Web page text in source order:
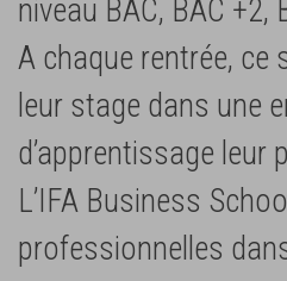
niveau BAC, BAC +2,
A chaque rentrée,
leur stage dans une
d’apprentissage leur
L’IFA Business
professionnelles